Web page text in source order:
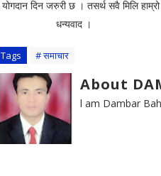
योगदान दिन जरुरी छ । तसर्थ सवै मिलि
धन्यवाद ।
Tags # समाचार
About
l am Dambar